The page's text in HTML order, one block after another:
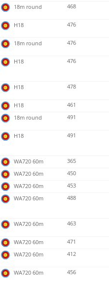
18m round 468
H18 476
18m round 476
H18 476
H18 478
H18
461
18m round 491
H18 491
WA720 60m
365
WA720 60m
450
WA720 60m
453
WA720 60m 488
WA720 60m 463
WA720 60m
471
WA720 60m 412
WA720 60m 456